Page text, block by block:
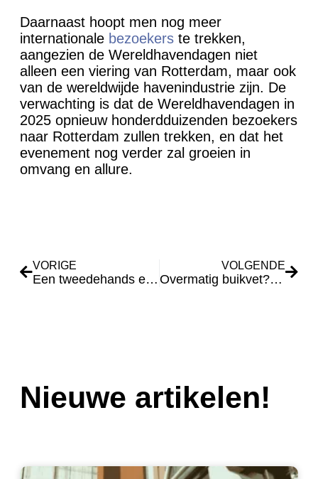
Daarnaast hoopt men nog meer
internationale bezoekers te trekken,
aangezien de Wereldhavendagen niet
alleen een viering van Rotterdam, maar ook
van de wereldwijde havenindustrie zijn. De
verwachting is dat de Wereldhavendagen in
2025 opnieuw honderdduizenden bezoekers
naar Rotterdam zullen trekken, en dat het
evenement nog verder zal groeien in
omvang en allure.
VORIGE
Een tweedehands elektrische fiets kopen heeft voor- en nadelen
VOLGENDE
Overmatig buikvet? Daar moet aan gewerkt worden..
Nieuwe artikelen!